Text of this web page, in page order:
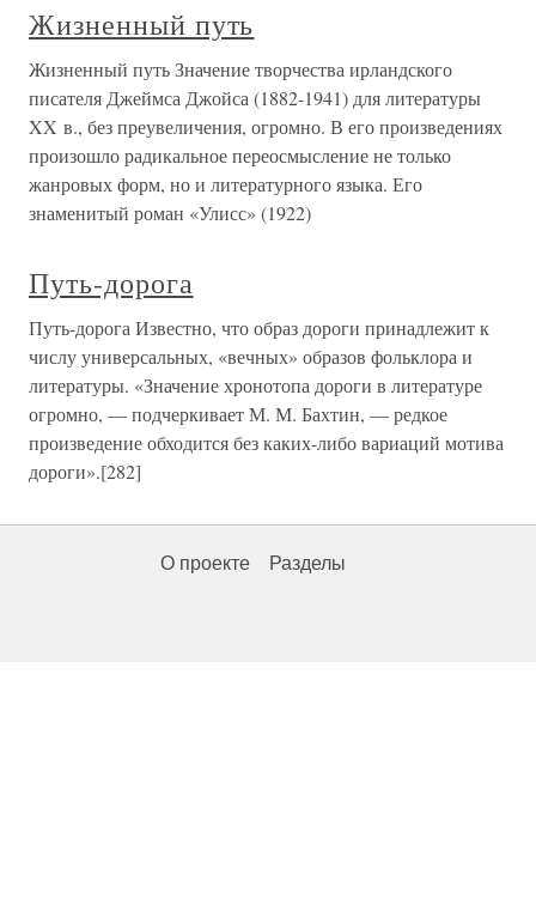
Жизненный путь
Жизненный путь Значение творчества ирландского
писателя Джеймса Джойса (1882-1941) для литературы
XX в., без преувеличения, огромно. В его произведениях
произошло радикальное переосмысление не только
жанровых форм, но и литературного языка. Его
знаменитый роман «Улисс» (1922)
Путь-дорога
Путь-дорога Известно, что образ дороги принадлежит к
числу универсальных, «вечных» образов фольклора и
литературы. «Значение хронотопа дороги в литературе
огромно, — подчеркивает М. М. Бахтин, — редкое
произведение обходится без каких-либо вариаций мотива
дороги».[282]
О проекте Разделы